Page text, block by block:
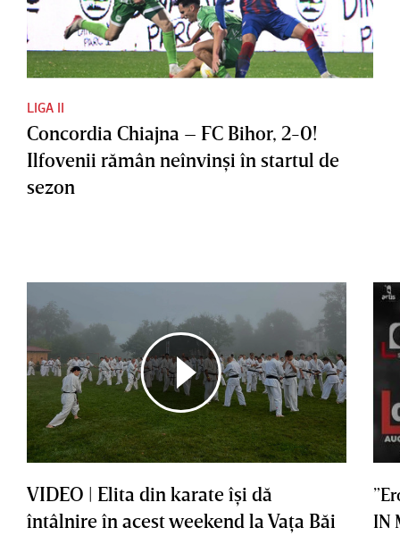
LIGA II
Concordia Chiajna – FC Bihor, 2-0!
Ilfovenii rămân neînvinşi în startul de
sezon
VIDEO | Elita din karate îşi dă
întâlnire în acest weekend la Vaţa Băi
IN